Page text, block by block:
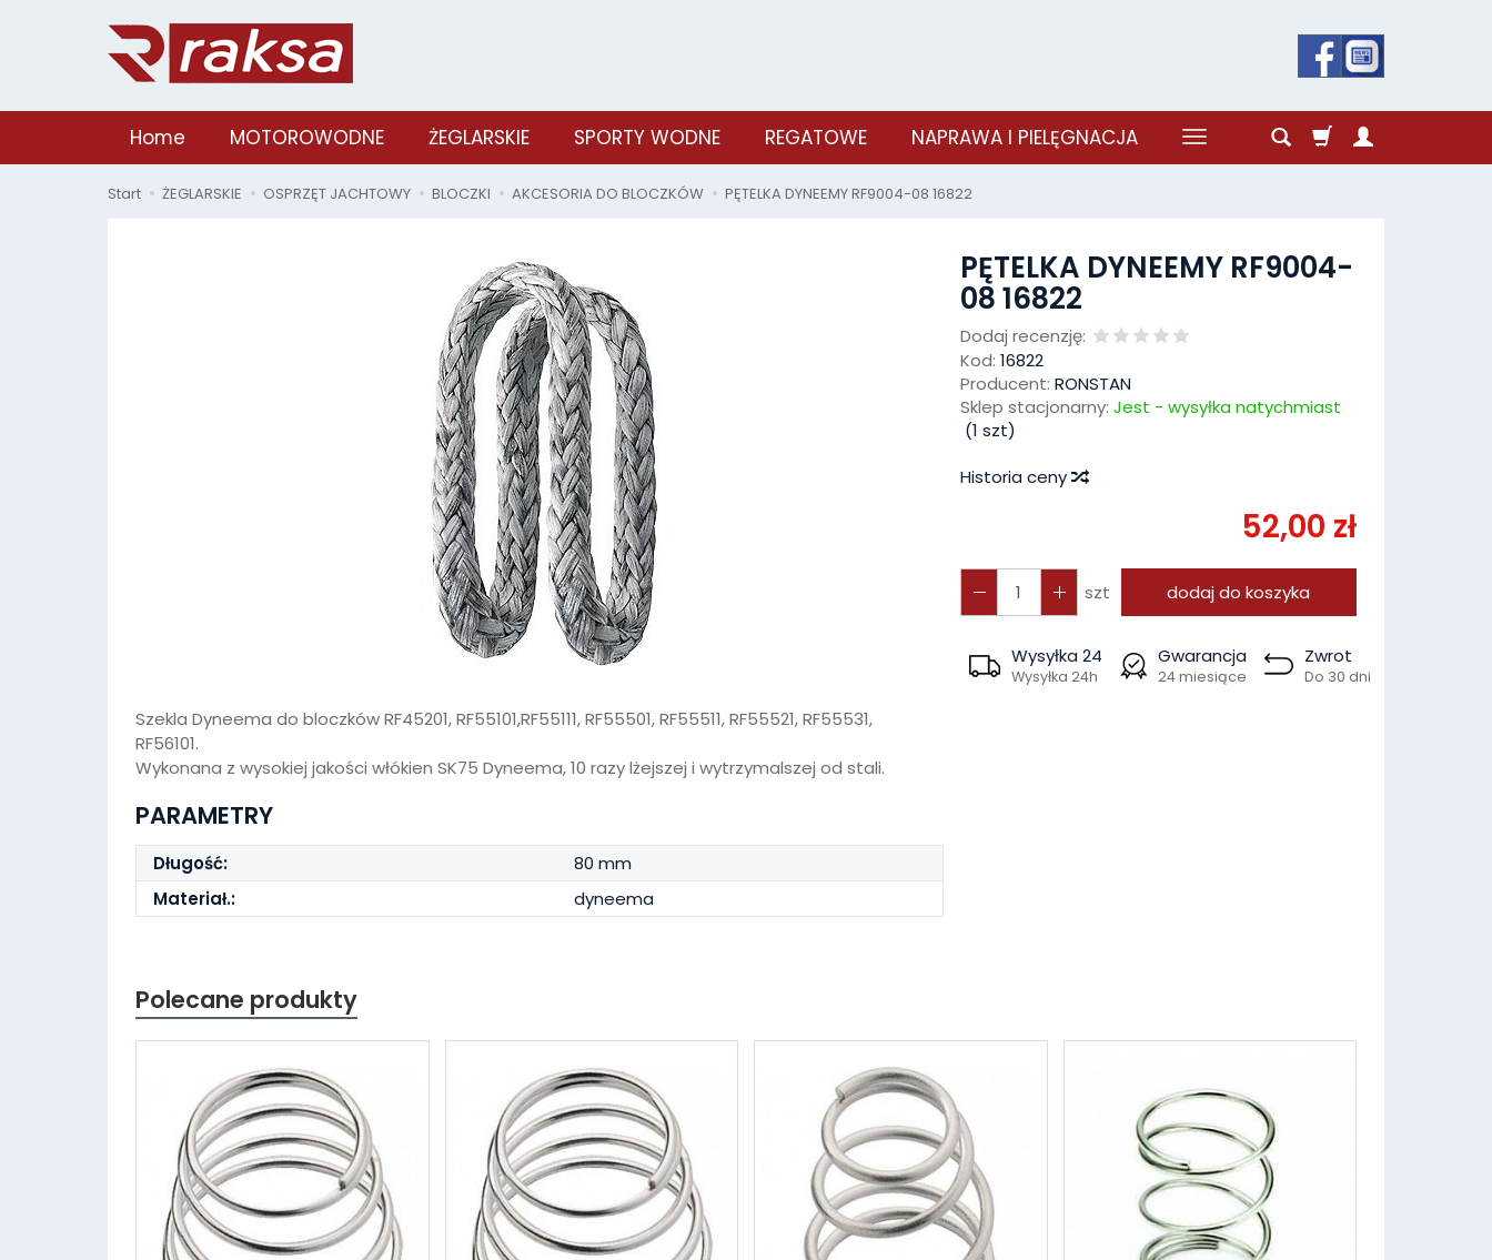
Home MOTOROWODNE ŻEGLARSKIE SPORTY WODNE REGATOWE NAPRAWA I PIELĘGNACJA
Start ŻEGLARSKIE OSPRZĘT JACHTOWY BLOCZKI AKCESORIA DO BLOCZKÓW PĘTELKA DYNEEMY RF9004-08 16822
PĘTELKA DYNEEMY RF9004-
08 16822
Dodaj recenzję:
Kod: 16822
Producent: RONSTAN
Sklep stacjonarny: Jest - wysyłka natychmiast
(1 szt)
Historia ceny
52,00 zł
szt dodaj do koszyka
Wysyłka 24
Wysyłka 24h
Gwarancja
24 miesiące
Zwrot
Do 30 dni
Szekla Dyneema do bloczków RF45201, RF55101,RF55111, RF55501, RF55511, RF55521, RF55531,
RF56101.
Wykonana z wysokiej jakości włókien SK75 Dyneema, 10 razy lżejszej i wytrzymalszej od stali.
PARAMETRY
Długość:
80 mm
Materiał.:
dyneema
Polecane produkty